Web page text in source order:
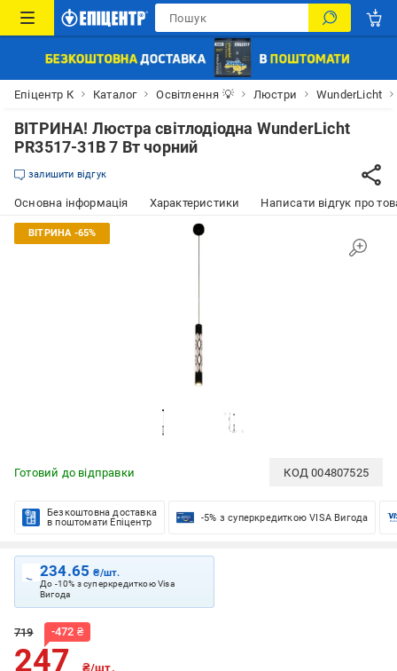
Епіцентр К Каталог Освітлення 💡 Люстри WunderLicht
ВІТРИНА! Люстра світлодіодна WunderLicht
PR3517-31B 7 Вт чорний
залишити відгук
Основна інформація Характеристики Написати відгук про
Готовий до відправки КОД004807525
Безкоштовна доставка
в поштомати Епіцентр
-5% з суперкредиткою VISA Вигода
234.65₴/шт.
До -10% з суперкредиткою Visa
Вигода
719 -472 ₴
247 ₴/шт.